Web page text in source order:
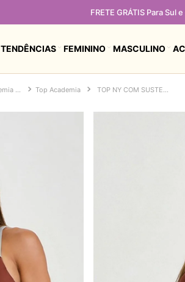
FRETE GRÁTIS Para
TENDÊNCIAS FEMININO MASCULINO
Roupa de Academia Feminina Top Academia TOP NY COM SUSTENTAÇÃO MARROM SIENA